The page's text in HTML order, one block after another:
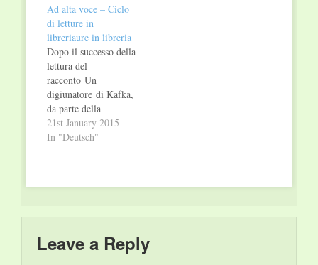
2013 - ore 11.00 -
14.00 - 16.00 Cinema
Arcobaleno Film
Center, viale Tunisia
11 - Milano
MARATONA
SCHIAPPA! In
occasione dell'uscita
in Italia del 6° volume
di Diario…
Ad alta voce – Ciclo
di letture in
libreriaure in libreria
Dopo il successo della
lettura del
racconto Un
digiunatore di Kafka,
da parte della
professoressa Sibilla
Cuoghi, per venire
autori della letteratura
italiana e
21st January 2015
In "Deutsch"
Leave a Reply